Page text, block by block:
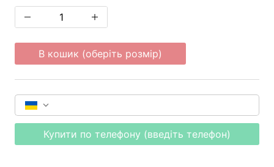
В кошик (оберіть розмір)
Купити по телефону (введіть телефон)